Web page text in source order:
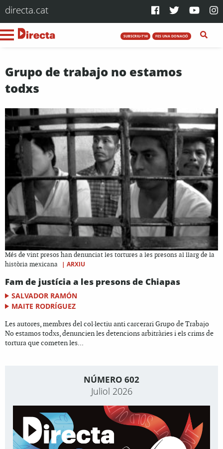
directa.cat
SUBSCRIU-T'HI FES UNA DONACIÓ
Grupo de trabajo no estamos
todxs
Més de vint presos han denunciat les tortures a les presons al llarg de la
història mexicana
| ARXIU
Fam de justícia a les presons de Chiapas
SALVADOR RAMÓN
MAITE RODRÍGUEZ
Les autores, membres del col·lectiu anti carcerari Grupo de Trabajo
No estamos todxs, denuncien les detencions arbitràries i els crims de
tortura que cometen les...
NÚMERO 602
Juliol 2026